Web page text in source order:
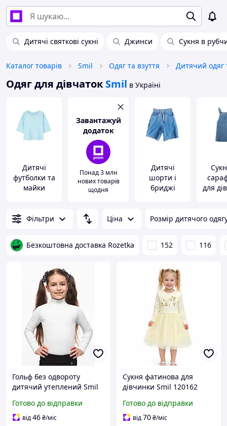
Дитячі святкові сукні Джинси Сукня в
Каталог товарів Smil Одяг та взуття Дитячий одяг
Одяг для дівчаток Smil в Україні
Дитячі
футболки та
майки
Завантажуй
додаток
Понад 3 млн
нових товарів
щодня
Дитячі
шорти і
бриджі
для
Фільтри Ціна Розмір дитячого
Безкоштовна доставка Rozetka 152 116
Гольф без одвороту
дитячий утеплений Smil
Готово до відправки
від46₴/міс
Сукня фатинова для
дівчинки Smil 120162
Готово до відправки
від70₴/міс